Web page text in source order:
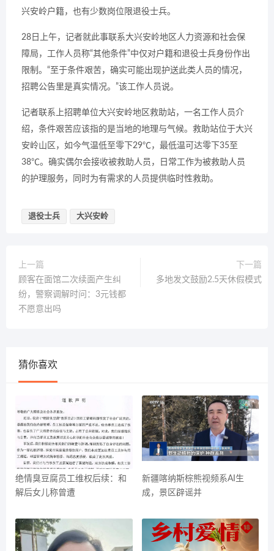
兴安岭户籍，也有少数岗位限退役士兵。
28日上午，记者就此事联系大兴安岭地区人力资源和社会保
障局，工作人员称“其他条件”中仅对户籍和退役士兵身份作出
限制。“至于条件艰苦，确实可能出现护送此类人员的情况，
招聘公告里是真实情况。”该工作人员说。
记者联系上招聘单位大兴安岭地区救助站，一名工作人员介
绍，条件艰苦应该指的是当地的地理与气候。救助站位于大兴
安岭山区，如今气温低至零下29℃，最低温可达零下35至
38℃。确实偶尔会接收被救助人员，日常工作为被救助人员
的护理服务，同时为有需求的人员提供临时性救助。
退役士兵 大兴安岭
上一篇
顾客在面馆二次续面产生纠
纷，警察调解时问：3元钱都
不愿意出吗
下一篇
多地发文鼓励2.5天休假模式
猜你喜欢
绝情臭豆腐员工维权后续：和
解后女儿称曾遭
新疆喀纳斯棕熊视频系AI生
成，景区辟谣并